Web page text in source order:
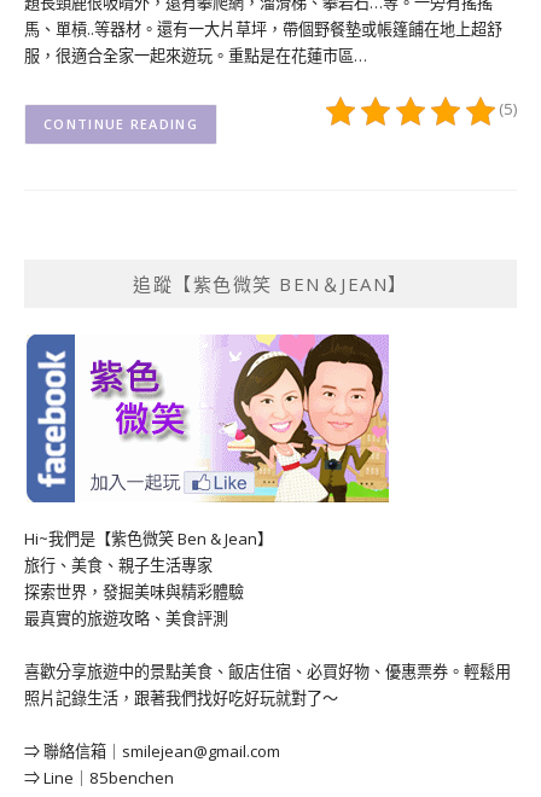
馬、單槓..等器材。還有一大片草坪，帶個野餐墊或帳篷餔在地上超舒
服，很適合全家一起來遊玩。重點是在花蓮市區…
(5)
CONTINUE READING
追蹤【紫色微笑 BEN＆JEAN】
Hi~我們是【紫色微笑 Ben & Jean】
旅行、美食、親子生活專家
探索世界，發掘美味與精彩體驗
最真實的旅遊攻略、美食評測
喜歡分享旅遊中的景點美食、飯店住宿、必買好物、優惠票券。輕鬆用
照片記錄生活，跟著我們找好吃好玩就對了～
⇒ 聯絡信箱｜ smilejean@gmail.com
⇒ Line｜85benchen